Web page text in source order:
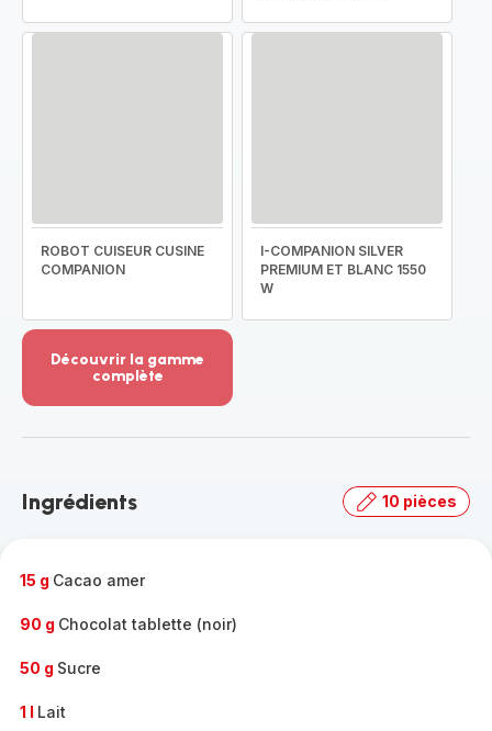
ROBOT CUISEUR CUSINE
COMPANION
I-COMPANION SILVER
PREMIUM ET BLANC 1550
W
Découvrir la gamme
complète
-
gamme
Ingrédients 10 pièces
15 g Cacao amer
90 g Chocolat tablette (noir)
50 g Sucre
1 l Lait